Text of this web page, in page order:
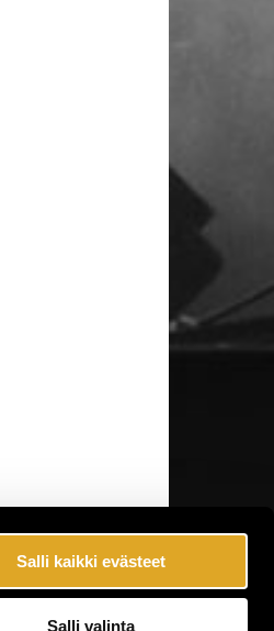
Salli kaikki evästeet
Salli valinta